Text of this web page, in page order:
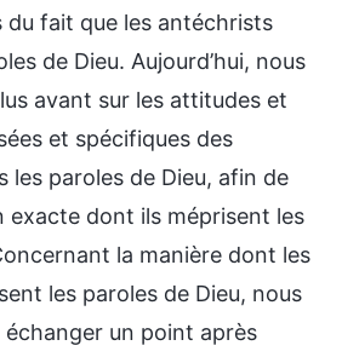
fait que les antéchrists
de Dieu. Aujourd’hui, nous
avant sur les attitudes et
et spécifiques des
les paroles de Dieu, afin de
exacte dont ils méprisent les
la manière dont les
les paroles de Dieu, nous
un point après